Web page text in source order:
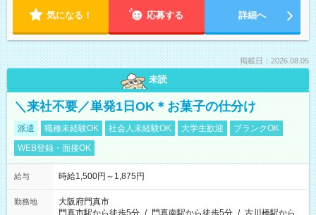
気になる！ 応募する 詳細へ
掲載日：2026.08.05
未読
＼来社不要／単発1日OK＊お菓子の仕分け
派遣 職種未経験OK 社会人未経験OK 大学生歓迎
ブランクOK
WEB登録・面接OK
給与 時給1,500円～1,875円
勤務地
大阪府門真市
門真市駅から徒歩5分 / 門真南駅から徒歩5分 / 古川橋駅から